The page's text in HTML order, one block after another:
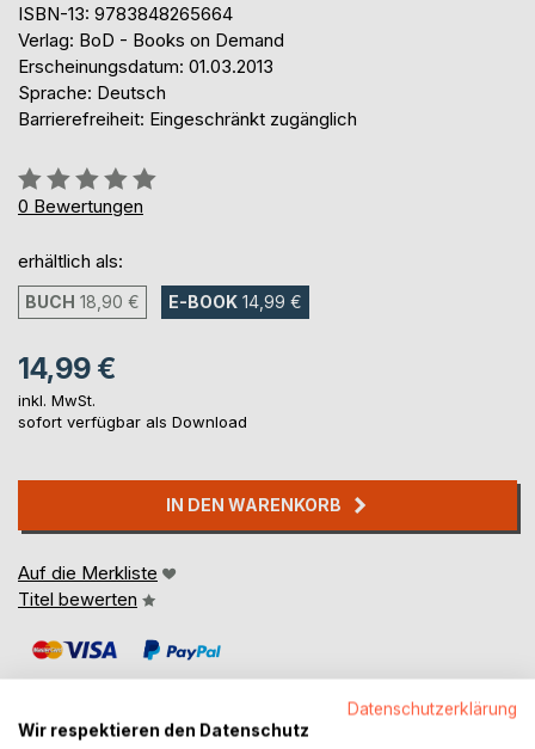
ISBN-13: 9783848265664
Verlag: BoD - Books on Demand
Erscheinungsdatum: 01.03.2013
Sprache: Deutsch
Barrierefreiheit: Eingeschränkt zugänglich
Bewertung::
0%
0 Bewertungen
erhältlich als:
BUCH 18,90 € E-BOOK 14,99 €
14,99 €
inkl. MwSt.
sofort verfügbar als Download
IN DEN WARENKORB
Auf die Merkliste
Titel bewerten
Datenschutzerklärung
Wir respektieren den Datenschutz